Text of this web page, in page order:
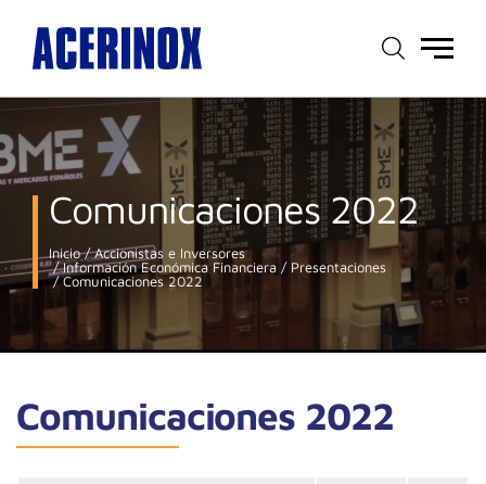
Menú
Comunicaciones 2022
Inicio Accionistas e Inversores
Información Económica Financiera Presentaciones
Comunicaciones 2022
Comunicaciones 2022